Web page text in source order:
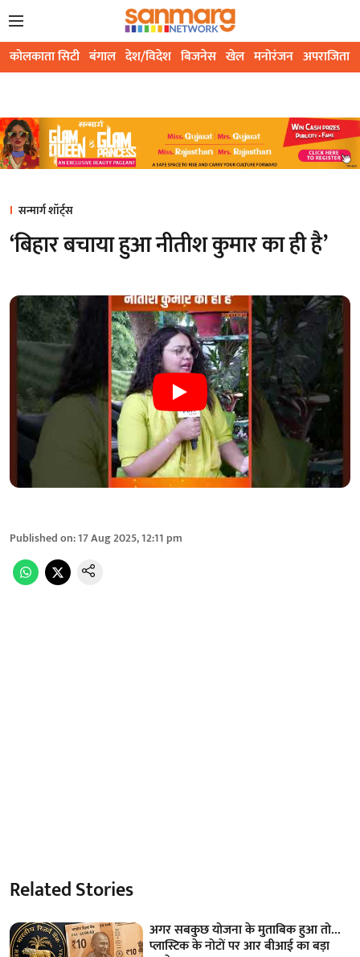
कोलकाता सिटी बंगाल देश/विदेश बिजनेस खेल मनोरंजन अपराजिता
सन्मार्ग शॉर्ट्स
‘बिहार बचाया हुआ नीतीश कुमार का ही है’
Published on:17 Aug 2025, 12:11 pm
Related Stories
अगर सबकुछ योजना के मुताबिक हुआ तो...
प्लास्टिक के नोटों पर आर बीआई का बड़ा